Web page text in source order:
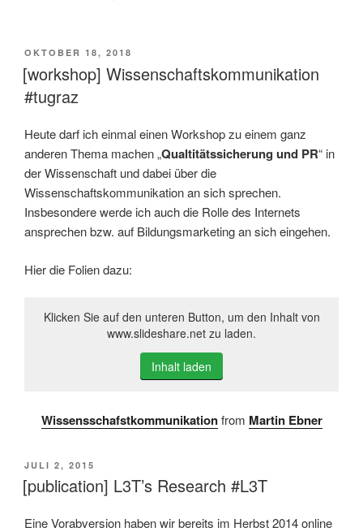
VERÖFFENTLICHT
AM
OKTOBER 18, 2018
[workshop] Wissenschaftskommunikation
#tugraz
Heute darf ich einmal einen Workshop zu einem ganz
anderen Thema machen „Qualtitätssicherung und PR“ in
der Wissenschaft und dabei über die
Wissenschaftskommunikation an sich sprechen.
Insbesondere werde ich auch die Rolle des Internets
ansprechen bzw. auf Bildungsmarketing an sich eingehen.
Hier die Folien dazu:
Klicken Sie auf den unteren Button, um den Inhalt von
www.slideshare.net zu laden.
Inhalt laden
Wissensschafstkommunikation from Martin Ebner
VERÖFFENTLICHT
AM
JULI 2, 2015
[publication] L3T’s Research #L3T
Eine Vorabversion haben wir bereits im Herbst 2014 online